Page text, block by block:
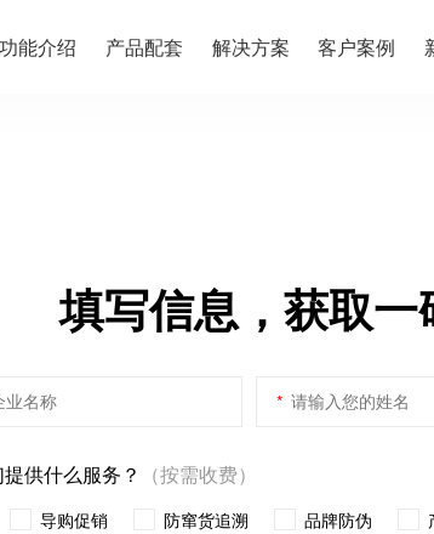
功能介绍 产品配套 解决方案 客户案例
填写信息，获取
*
供什么服务？ （按需收费）
导购促销 防窜货追溯 品牌防伪